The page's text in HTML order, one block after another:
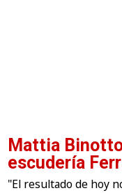
Mattia
escudería
"El resultado de hoy